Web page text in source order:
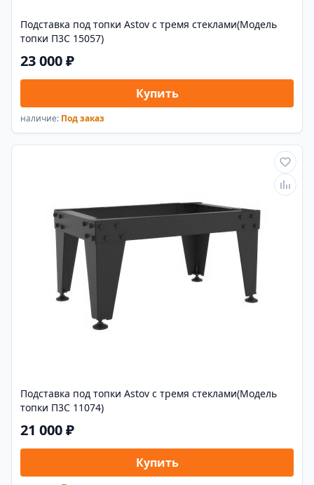
Подставка под топки Astov с тремя стеклами(Модель
топки П3С 15057)
23 000 ₽
Купить
наличие: Под заказ
Подставка под топки Astov с тремя стеклами(Модель
топки П3С 11074)
21 000 ₽
Купить